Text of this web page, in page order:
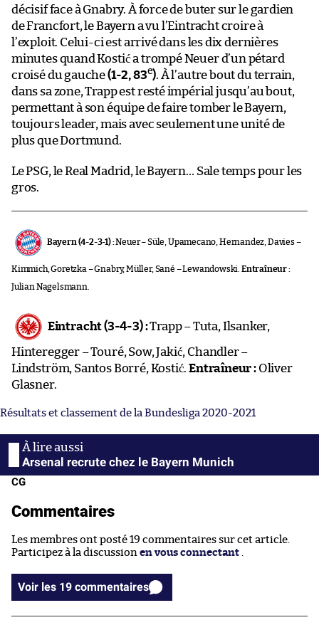
décisif face à Gnabry. À force de buter sur le gardien
de Francfort, le Bayern a vu l’Eintracht croire à
l’exploit. Celui-ci est arrivé dans les dix dernières
minutes quand Kostić a trompé Neuer d’un pétard
croisé du gauche(1-2, 83e). À l’autre bout du terrain,
dans sa zone, Trapp est resté impérial jusqu’au bout,
permettant à son équipe de faire tomber le Bayern,
toujours leader, mais avec seulement une unité de
plus que Dortmund.
Le PSG, le Real Madrid, le Bayern… Sale temps pour les
gros.
Bayern (4-2-3-1) :Neuer – Süle, Upamecano, Hernandez, Davies –
Kimmich, Goretzka – Gnabry, Müller, Sané – Lewandowski. Entraîneur :
Julian Nagelsmann.
Eintracht (3-4-3) :Trapp – Tuta, Ilsanker,
Hinteregger – Touré, Sow, Jakić, Chandler –
Lindström, Santos Borré, Kostić.Entraîneur :Oliver
Glasner.
Résultats et classement de la Bundesliga 2020-2021
Arsenal recrute chez le Bayern Munich
CG
Commentaires
Les membres ont posté 19 commentaires sur cet article.
Participez à la discussion en vous connectant
Voir les 19 commentaires